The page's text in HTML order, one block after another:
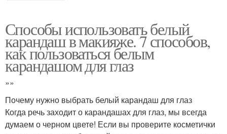
Способы использовать белый
карандаш в макияже. 7 способов,
как пользоваться белым
карандашом для глаз
»»
Почему нужно выбрать белый карандаш для глаз
Когда речь заходит о карандашах для глаз, мы всегда
думаем о черном цвете! Если вы проверите косметички